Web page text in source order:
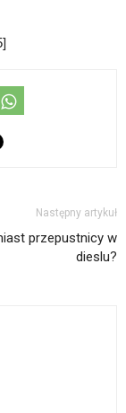
Następny artykuł
przepustnicy w
dieslu?